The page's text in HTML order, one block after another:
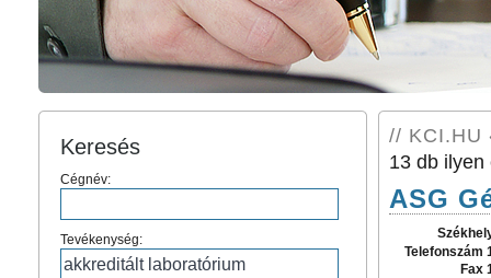
Keresés
Cégnév:
Tevékenység:
// KCI.HU
13 db ilyen
ASG
Telefonszám
Fax